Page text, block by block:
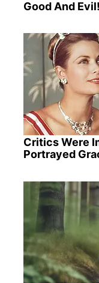
Good And Evil!
Critics Were
Portrayed